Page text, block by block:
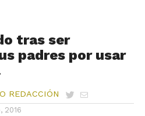
tras ser
padres por usar
REDACCIÓN
2016